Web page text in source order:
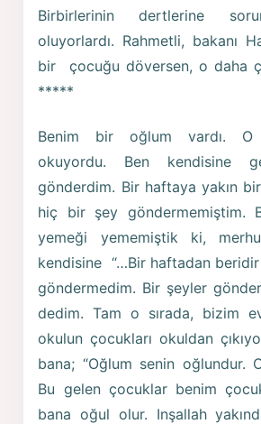
Birbirlerinin dertlerine
oluyorlardı. Rahmetli, bakanı
bir çocuğu döversen, o daha
*****
Benim bir oğlum vardı. O
okuyordu. Ben kendisine
gönderdim. Bir haftaya yakın
hiç bir şey göndermemiştim.
yemeği yememiştik ki,
kendisine “…Bir haftadan
göndermedim. Bir şeyler
dedim. Tam o sırada, bizim
okulun çocukları okuldan
bana; “Oğlum senin oğlundur.
Bu gelen çocuklar benim
bana oğul olur. Inşallah